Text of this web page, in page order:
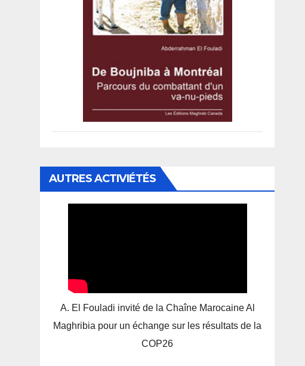
AUTRES ACTIVIÉTÉS
A. El Fouladi invité de la Chaîne Marocaine Al
Maghribia pour un échange sur les résultats de la
COP26